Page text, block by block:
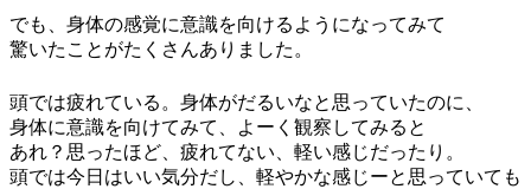
でも、身体の感覚に意識を向けるようになってみて
驚いたことがたくさんありました。
頭では疲れている。身体がだるいなと思っていたのに、
身体に意識を向けてみて、よーく観察してみると
あれ？思ったほど、疲れてない、軽い感じだったり。
頭では今日はいい気分だし、軽やかな感じーと思っていても